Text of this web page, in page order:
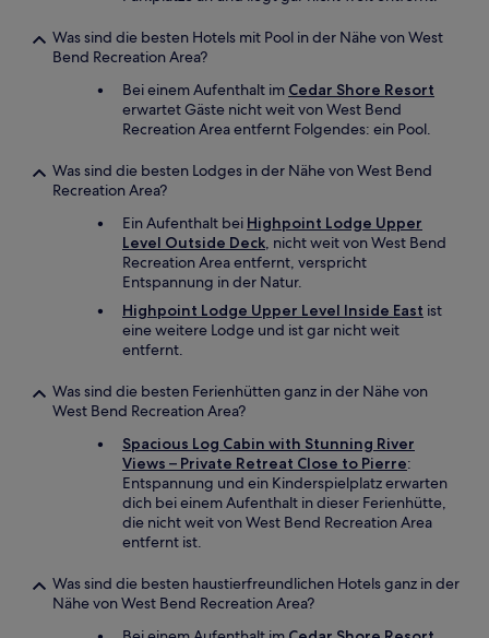
Was sind die besten Hotels mit Pool in der Nähe von West
Bend Recreation Area?
Bei einem Aufenthalt im Cedar Shore Resort
erwartet Gäste nicht weit von West Bend
Recreation Area entfernt Folgendes: ein Pool.
Was sind die besten Lodges in der Nähe von West Bend
Recreation Area?
Ein Aufenthalt bei Highpoint Lodge Upper
Level Outside Deck, nicht weit von West Bend
Recreation Area entfernt, verspricht
Entspannung in der Natur.
Highpoint Lodge Upper Level Inside East ist
eine weitere Lodge und ist gar nicht weit
entfernt.
Was sind die besten Ferienhütten ganz in der Nähe von
West Bend Recreation Area?
Spacious Log Cabin with Stunning River
Views – Private Retreat Close to Pierre:
Entspannung und ein Kinderspielplatz erwarten
dich bei einem Aufenthalt in dieser Ferienhütte,
die nicht weit von West Bend Recreation Area
entfernt ist.
Was sind die besten haustierfreundlichen Hotels ganz in der
Nähe von West Bend Recreation Area?